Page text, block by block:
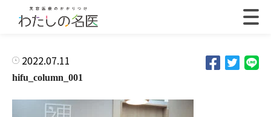
2022.07.11
hifu_column_001